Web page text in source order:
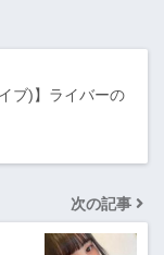
ブ)】ライバーの
次の記事